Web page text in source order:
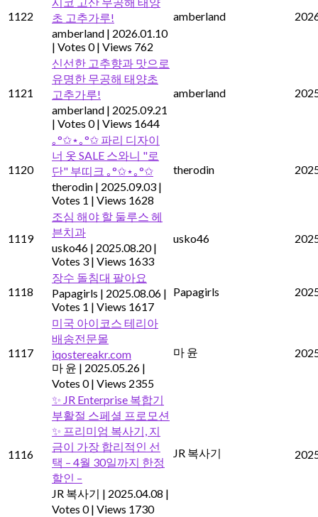
1122
초 고추가루!
amberland | 2026.01.10
| Votes 0 | Views 762
amberland
1121
신선한 고추향과 맛으로
유명한 무공해 태양초
고추가루!
amberland | 2025.09.21
| Votes 0 | Views 1644
amberland
1120
｡°✩⋆｡°✩ 파리 디자이
너 옷 SALE 스와니 "로
단" 부띠크 ｡°✩⋆｡°✩
therodin | 2025.09.03 |
Votes 1 | Views 1628
therodin
1119
조심 해야 할 둘루스 헤
븐치과
usko46 | 2025.08.20 |
Votes 3 | Views 1633
usko46
1118
장수 돌침대 팔아요
Papagirls | 2025.08.06 |
Votes 1 | Views 1617
Papagirls
1117
미국 아이코스 테리아
배송전문몰
iqostereakr.com
마 윤 | 2025.05.26 |
Votes 0 | Views 2355
마 윤
1116
✨ JR Enterprise 복합기
부활절 스페셜 프로모션
✨ 프리미엄 복사기, 지
금이 가장 합리적인 선
택 – 4월 30일까지 한정
할인 –
JR 복사기 | 2025.04.08 |
Votes 0 | Views 1730
JR 복사기